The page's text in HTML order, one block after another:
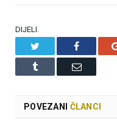
DIJELI.
Facebook
Tumblr Email
POVEZANI ČLANCI